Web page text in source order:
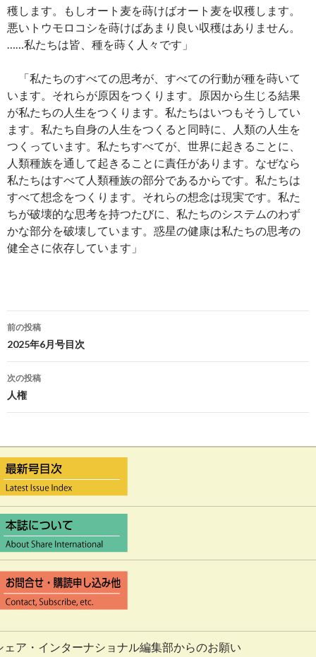
穫します。もしオート麦を蒔けばオート麦を収穫します。
悪いトウモロコシを蒔けばあまり良い収穫はありません。
……私たちは皆、種を蒔く人々です」
「私たちのすべての思考が、すべての行動が種を蒔いて
います。それらが原因をつくります。原因から生じる結果
が私たちの人生をつくります。私たちはいつもそうしてい
ます。私たち自身の人生をつくると同時に、人類の人生を
つくっています。私たちすべてが、世界に起きることに、
人類種族を通して起きることに責任があります。なぜなら
私たちはすべて人類種族の部分であるからです。私たちは
すべて想念をつくります。それらの想念は現実です。私た
ちが破壊的な思考を持つたびに、私たちのシステムのわず
かな部分を破壊しています。惑星の健康は私たちの思考の
健全さに依存しています」
投
稿
ナ
ゲ
ー
シ
ョ
ン
前の投稿
2025年6月号目次
次の投稿
人権
ェア・インターナショナル編集部からのお願い